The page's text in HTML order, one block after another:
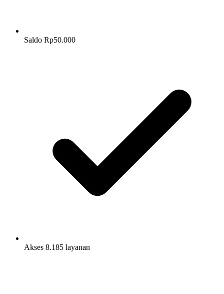
Saldo Rp50.000
Akses 8.185 layanan